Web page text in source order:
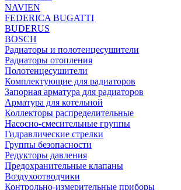
NAVIEN
FEDERICA BUGATTI
BUDERUS
BOSCH
Радиаторы и полотенцесушители
Радиаторы отопления
Полотенцесушители
Комплектующие для радиаторов
Запорная арматура для радиаторов
Арматура для котельной
Коллекторы распределительные
Насосно-смесительные группы
Гидравлические стрелки
Группы безопасности
Редукторы давления
Предохранительные клапаны
Воздухоотводчики
Контрольно-измерительные приборы